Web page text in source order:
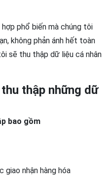
phổ biến mà chúng tôi
không phản ánh hết toàn
sẽ thu thập dữ liệu cá nhân
thập những dữ
bao gồm
nhận hàng hóa